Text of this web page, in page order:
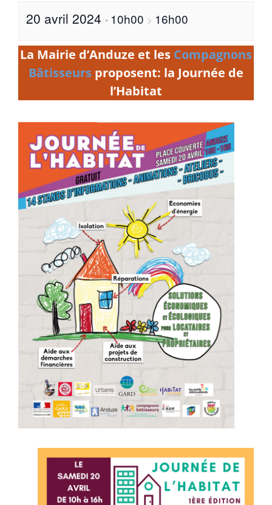
20 avril 2024 • 10h00 > 16h00
La Mairie d’Anduze et les Compagnons
Bâtisseurs proposent: la Journée de
l’Habitat